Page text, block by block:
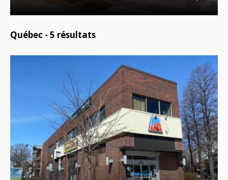
Québec - 5 résultats